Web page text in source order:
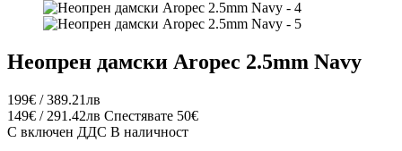
Неопрен дамски Aropec 2.5mm Navy
199€ / 389.21лв
149€ / 291.42лв Спестявате 50€
С включен ДДС В наличност